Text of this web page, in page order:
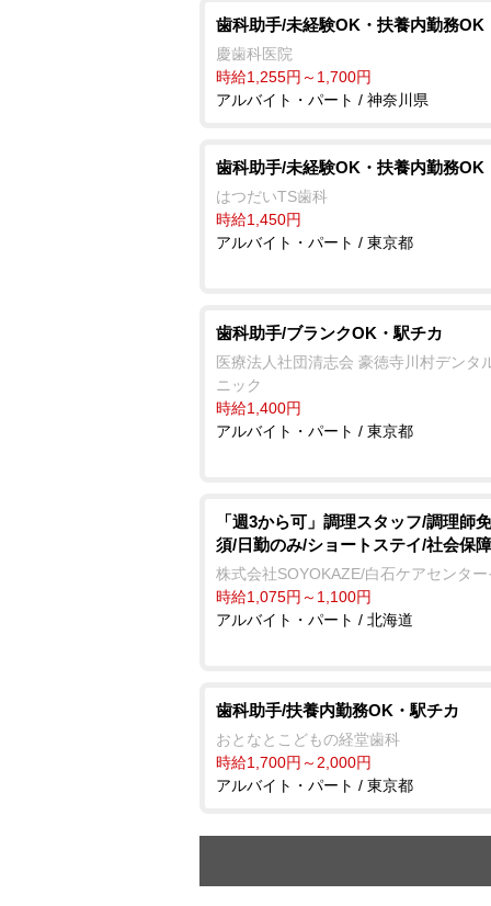
歯科助手/未経験OK・扶養内勤務OK
慶歯科医院
時給1,255円～1,700円
アルバイト・パート / 神奈川県
歯科助手/未経験OK・扶養内勤務OK
はつだいTS歯科
時給1,450円
アルバイト・パート / 東京都
歯科助手/ブランクOK・駅チカ
医療法人社団清志会 豪徳寺川村デンタ
ニック
時給1,400円
アルバイト・パート / 東京都
「週3から可」調理スタッフ/調理師
須/日勤のみ/ショートステイ/社会保
株式会社SOYOKAZE/白石ケアセンタ
時給1,075円～1,100円
アルバイト・パート / 北海道
歯科助手/扶養内勤務OK・駅チカ
おとなとこどもの経堂歯科
時給1,700円～2,000円
アルバイト・パート / 東京都